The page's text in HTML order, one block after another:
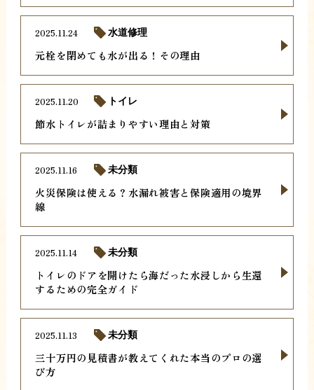
元栓を閉めても水が出る！その理由
2025.11.24 水道修理
節水トイレが詰まりやすい理由と対策
2025.11.20 トイレ
火災保険は使える？水漏れ被害と保険適用の境界
線
2025.11.16 未分類
トイレのドアを開けたら海だった水浸しから生還
するための完全ガイド
2025.11.14 未分類
三十万円の見積書が教えてくれた本当のプロの選
び方
2025.11.13 未分類